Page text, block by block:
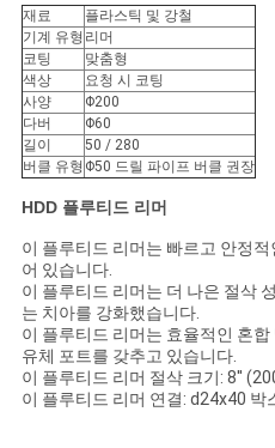
사
건
사
이
트
맵
PRIVACY
POLICY
재료
플라스틱 및 강철
기계 유형 리머
코팅
맞춤형
색상
요청 시 코팅
사양
Φ200
다버
Φ60
길이
50 / 280
버클 유형 Φ50 드릴 파이프 버클 권장
HDD 플루티드 리머
이 플루티드 리머는 빠르고 안정
어 있습니다.
이 플루티드 리머는 더 나은 절삭
는 치아를 강화했습니다.
이 플루티드 리머는 효율적인 혼
유체 포트를 갖추고 있습니다.
이 플루티드 리머 절삭 크기: 8''
이 플루티드 리머 연결: d24x40 박